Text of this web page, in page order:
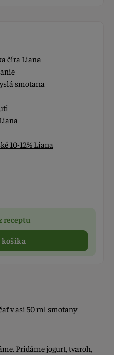
číra Liana
smotana
10-12% Liana
receptu
košíka
v asi 50 ml smotany
Pridáme jogurt, tvaroh,